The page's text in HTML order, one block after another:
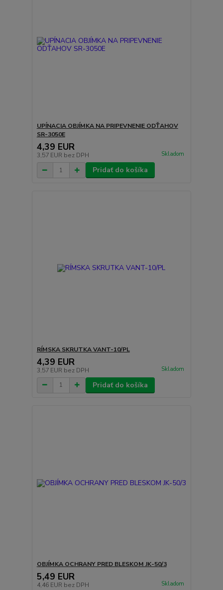
UPÍNACIA OBJÍMKA NA PRIPEVNENIE ODŤAHOV
SR-3050E
4,39 EUR
3,57 EUR bez DPH Skladom
Pridať do košíka
RÍMSKA SKRUTKA VANT-10/PL
4,39 EUR
3,57 EUR bez DPH Skladom
Pridať do košíka
OBJÍMKA OCHRANY PRED BLESKOM JK-50/3
5,49 EUR
4,46 EUR bez DPH Skladom